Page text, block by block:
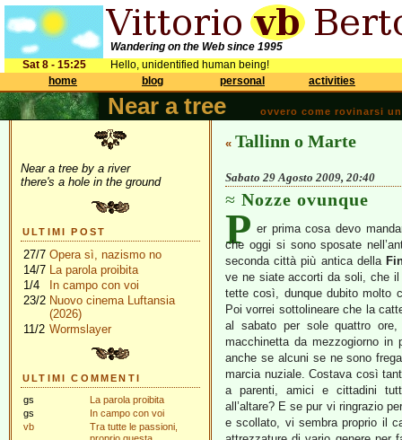
Wandering on the Web since 1995
Sat 8 - 15:25
Hello, unidentified human being!
home
blog personal activities
Near a tree ovvero come rovinarsi
Near a tree by a river
there's a hole in the ground
ULTIMI POST
27/7 Opera sì, nazismo no
14/7 La parola proibita
1/4
In campo con voi
23/2 Nuovo cinema Luftansia
(2026)
11/2 Wormslayer
ULTIMI COMMENTI
gs
La parola proibita
gs
In campo con voi
vb
Tra tutte le passioni,
« Tallinn o Marte
Sabato 29 Agosto 2009, 20:40
Nozze ovunque
P er prima cosa devo
che oggi si sono sposate
seconda città più antica della
ve ne siate accorti da soli, che
tette così, dunque dubito molto
Poi vorrei sottolineare che la
al sabato per sole quattro
macchinetta da mezzogiorno
anche se alcuni se ne sono
marcia nuziale. Costava così
a parenti, amici e cittadini
all’altare? E se pur vi ringrazio
e scollato, vi sembra proprio il